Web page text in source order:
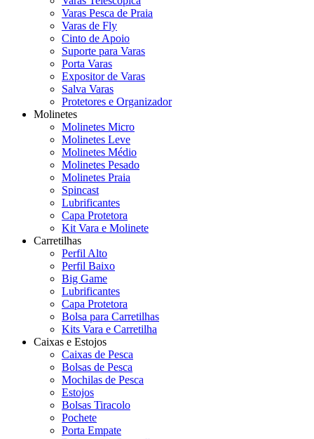
Varas Pesca de Praia
Varas de Fly
Cinto de Apoio
Suporte para Varas
Porta Varas
Expositor de Varas
Salva Varas
Protetores e Organizador
Molinetes
Molinetes Micro
Molinetes Leve
Molinetes Médio
Molinetes Pesado
Molinetes Praia
Spincast
Lubrificantes
Capa Protetora
Kit Vara e Molinete
Carretilhas
Perfil Alto
Perfil Baixo
Big Game
Lubrificantes
Capa Protetora
Bolsa para Carretilhas
Kits Vara e Carretilha
Caixas e Estojos
Caixas de Pesca
Bolsas de Pesca
Mochilas de Pesca
Estojos
Bolsas Tiracolo
Pochete
Porta Empate